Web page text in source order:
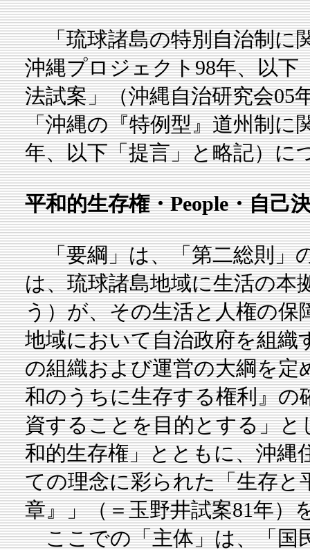
「琉球諸島の特別自治制に
沖縄プロジェクト98年、以下
法試案」（沖縄自治研究会05
「沖縄の『特例型』道州制に
年、以下「提言」と略記）に
平和的生存権・People・自己
「要綱」は、「第二総則」
は、琉球諸島地域に生活の本
う）が、その生活と人権の
地域において自治政府を組織
の組織および運営の大綱を定
和のうちに生存する権利』の
資することを目的とする」
和的生存権」とともに、沖縄
ての理念に彩られた「生存と
章』」（＝玉野井試案81年）
ここでの「主体」は、「国